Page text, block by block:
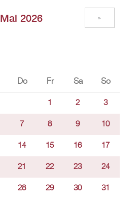
Mai 2026 »
Do Fr Sa So
1 2 3
7 8 9 10
14 15 16 17
21 22 23 24
28 29 30 31